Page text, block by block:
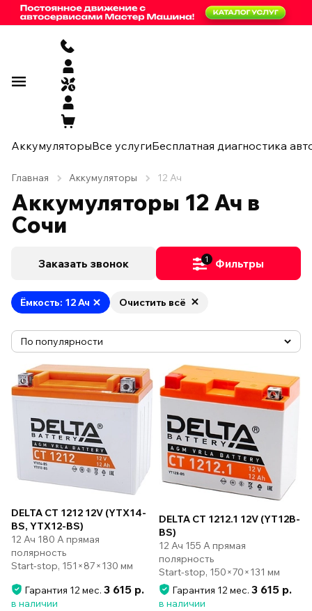
АккумуляторыВсе услугиБесплатная диагностика
Главная Аккумуляторы 12 Ач
Аккумуляторы 12 Ач в
Сочи
Заказать звонок 1 Фильтры
Ёмкость: 12 Ач Очистить всё
DELTA CT 1212 12V (YTX14-
BS, YTX12-BS)
12 Ач 180 А прямая
полярность
Start-stop, 151×87×130 мм
Гарантия 12 мес. 3 615 р.
в наличии
DELTA CT 1212.1 12V (YT12B-
BS)
12 Ач 155 А прямая
полярность
Start-stop, 150×70×131 мм
Гарантия 12 мес. 3 615 р.
в наличии